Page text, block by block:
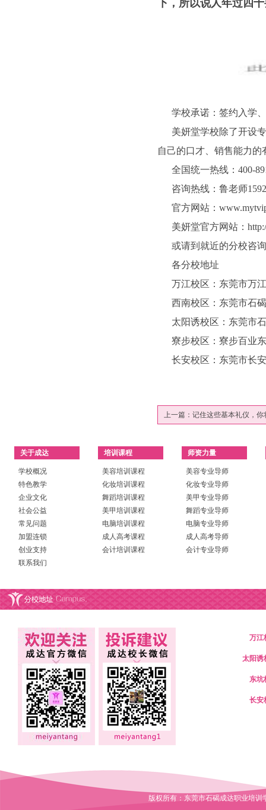
下，所以说人年过四
学校承诺：签约入学
美妍堂学校除了开设
自己的口才、销售能力的
全国统一热线：400-
咨询热线：鲁老师
官方网站：
美妍堂官方网站：
或请到就近的分校咨
各分校地址
万江校区：东莞市万
西南校区：东莞市石
太阳诱校区：东莞市
寮步校区：寮步百业
长安校区：东莞市长
上一篇： 记住这些基本礼仪，
关于成达 培训课程 师资力量
学校概况
特色教学
企业文化
社会公益
常见问题
加盟连锁
创业支持
联系我们
美容培训课程
化妆培训课程
舞蹈培训课程
美甲培训课程
电脑培训课程
成人高考课程
会计培训课程
美容专业导师
化妆专业导师
美甲专业导师
舞蹈专业导师
电脑专业导师
成人高考导师
会计专业导师
万江
太阳诱
东坑
长安
版权所有：东莞市石碣成达职业培